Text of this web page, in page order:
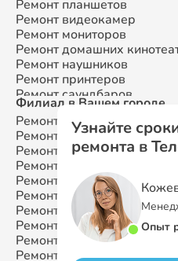
Ремонт планшетов
Ремонт видеокамер
Ремонт мониторов
Ремонт домашних
Ремонт наушников
Ремонт принтеров
Ремонт саундбаров
Ремонт VR систем
Ремонт сабвуферов
Ремонт посудомоечных
Филиал в Вашем городе
Ремонт SamsungМосква
Ремонт SamsungСанкт-
Ремонт Samsung
Ремонт Samsung
Ремонт Samsung Нижний
Ремонт Samsung
Ремонт SamsungКазань
Ремонт Samsung
Ремонт SamsungВоронеж
Ремонт Samsung
Узнайте
ремонта в
Опыт